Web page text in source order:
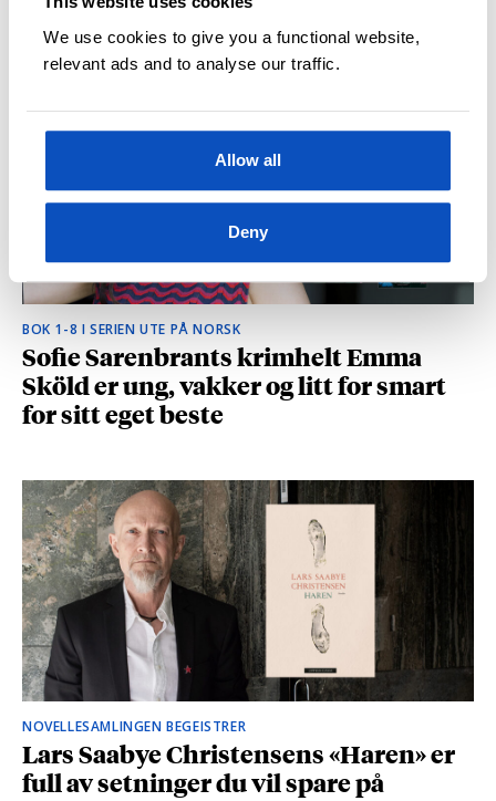
We use cookies to give you a functional website,
relevant ads and to analyse our traffic.
Allow all
Deny
hvilke deler som fikk folk til å le høyt
BOK 1-8 I SERIEN UTE PÅ NORSK
Sofie Sarenbrants krimhelt Emma
Sköld er ung, vakker og litt for smart
for sitt eget beste
NOVELLESAMLINGEN BEGEISTRER
Lars Saabye Christensens «Haren» er
full av setninger du vil spare på